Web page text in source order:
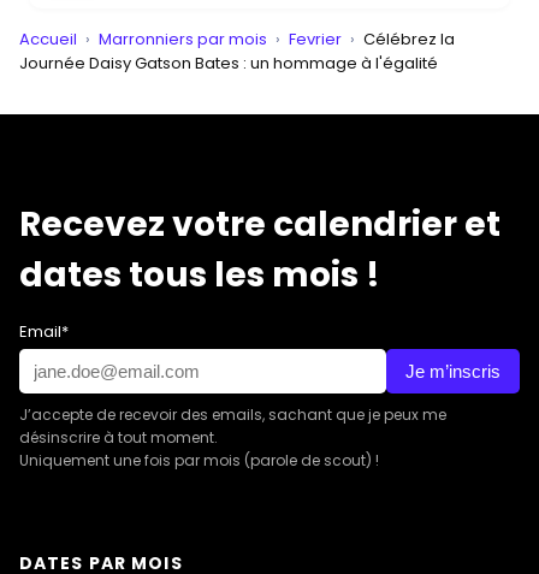
Accueil › Marronniers par mois › Fevrier › Célébrez la
Journée Daisy Gatson Bates : un hommage à l'égalité
Recevez votre calendrier et
dates tous les mois !
Email*
Je m’inscris
J’accepte de recevoir des emails, sachant que je peux me
désinscrire à tout moment.
Uniquement une fois par mois (parole de scout) !
DATES PAR MOIS